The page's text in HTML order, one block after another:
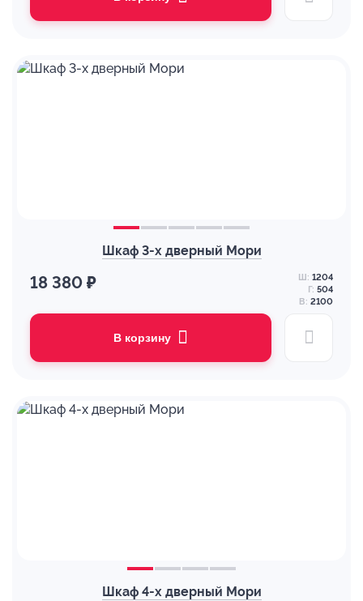
Шкаф 3-х дверный Мори
18 380 ₽ Ш: 1204
Г: 504
В: 2100
В корзину
Шкаф 4-х дверный Мори